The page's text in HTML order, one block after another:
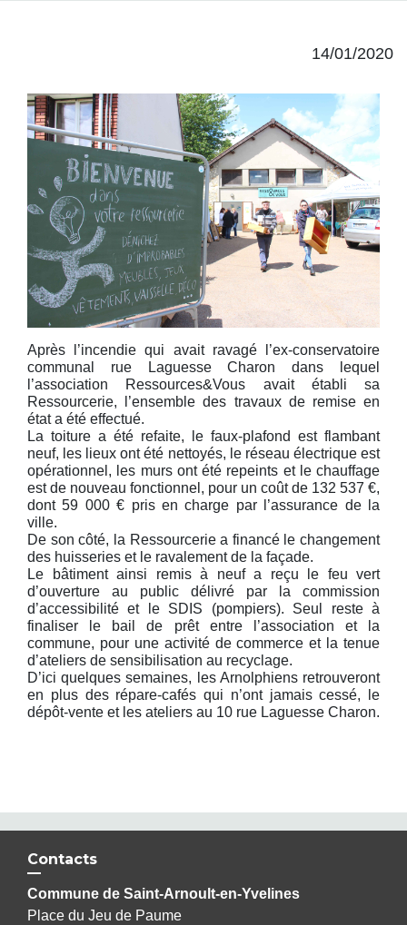
14/01/2020
Après l’incendie qui avait ravagé l’ex-conservatoire
communal rue Laguesse Charon dans lequel
l’association Ressources&Vous avait établi sa
Ressourcerie, l’ensemble des travaux de remise en
état a été effectué.
La toiture a été refaite, le faux-plafond est flambant
neuf, les lieux ont été nettoyés, le réseau électrique est
opérationnel, les murs ont été repeints et le chauffage
est de nouveau fonctionnel, pour un coût de 132 537 €,
dont 59 000 € pris en charge par l’assurance de la
ville.
De son côté, la Ressourcerie a financé le changement
des huisseries et le ravalement de la façade.
Le bâtiment ainsi remis à neuf a reçu le feu vert
d’ouverture au public délivré par la commission
d’accessibilité et le SDIS (pompiers). Seul reste à
finaliser le bail de prêt entre l’association et la
commune, pour une activité de commerce et la tenue
d’ateliers de sensibilisation au recyclage.
D’ici quelques semaines, les Arnolphiens retrouveront
en plus des répare-cafés qui n’ont jamais cessé, le
dépôt-vente et les ateliers au 10 rue Laguesse Charon.
Contacts
Commune de Saint-Arnoult-en-Yvelines
Place du Jeu de Paume